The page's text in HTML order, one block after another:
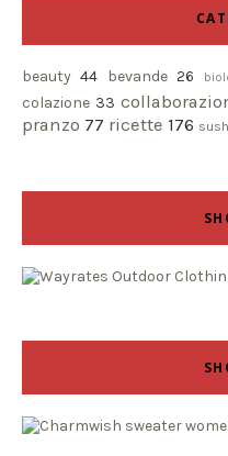
beauty 44 bevande 26
colazione 33
pranzo 77 ricette 176